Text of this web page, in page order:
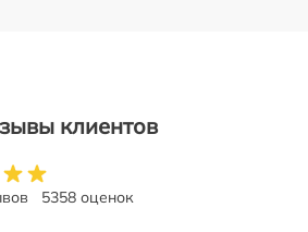
клиентов
5358 оценок